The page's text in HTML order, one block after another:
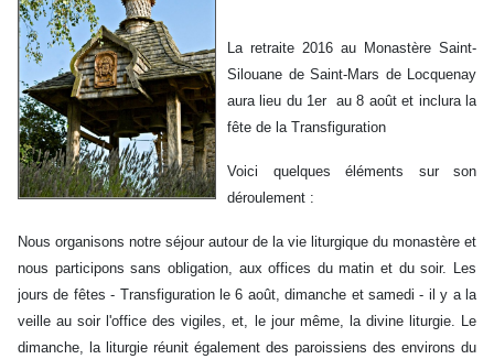
La retraite 2016 au Monastère Saint-
Silouane de Saint-Mars de Locquenay
aura lieu du 1er au 8 août et inclura la
fête de la Transfiguration
Voici quelques éléments sur son
déroulement :
Nous organisons notre séjour autour de la vie liturgique du monastère et
nous participons sans obligation, aux offices du matin et du soir. Les
jours de fêtes - Transfiguration le 6 août, dimanche et samedi - il y a la
veille au soir l'office des vigiles, et, le jour même, la divine liturgie. Le
dimanche, la liturgie réunit également des paroissiens des environs du